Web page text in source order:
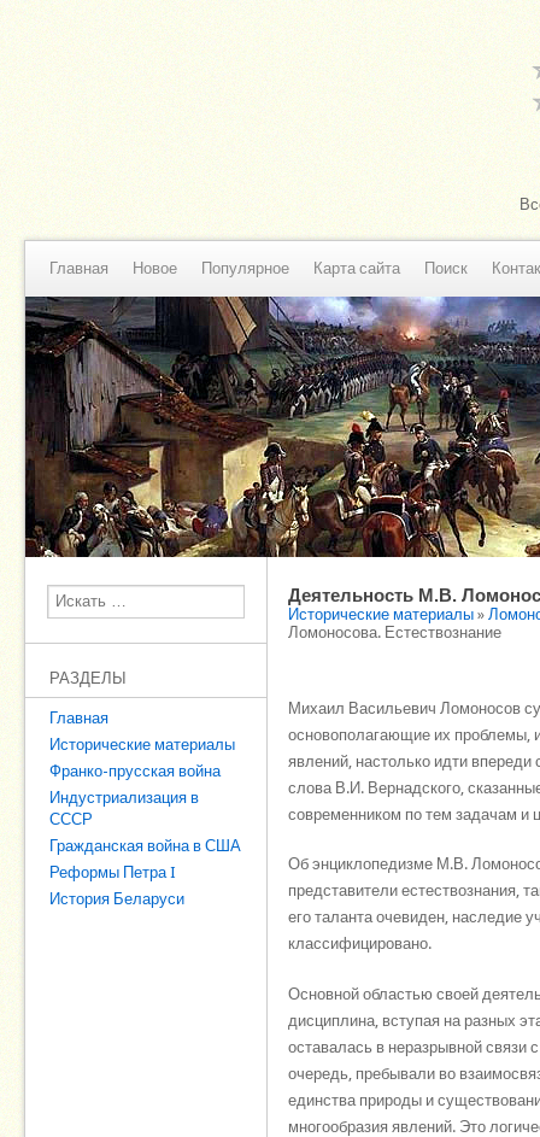
Главная Новое Популярное Карта сайта Поиск
Поиск
РАЗДЕЛЫ
Главная
Исторические материалы
Франко-прусская война
Индустриализация в
СССР
Гражданская война в США
Реформы Петра I
История Беларуси
Деятельность М.В.
Исторические материалы »
Ломоносова. Естествознание
Михаил Васильевич Ломоносов
основополагающие их проблемы,
явлений, настолько идти
слова В.И. Вернадского,
современником по тем задачам и
Об энциклопедизме М.В.
представители естествознания,
его таланта очевиден, наследие
классифицировано.
Основной областью своей
дисциплина, вступая на разных
оставалась в неразрывной связи
очередь, пребывали во
единства природы и
многообразия явлений. Это